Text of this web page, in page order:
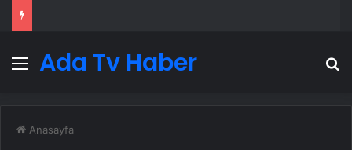
Menü
Ada Tv Haber
Anasayfa